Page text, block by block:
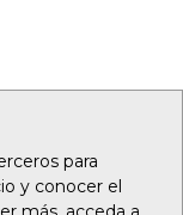
para
y conocer el